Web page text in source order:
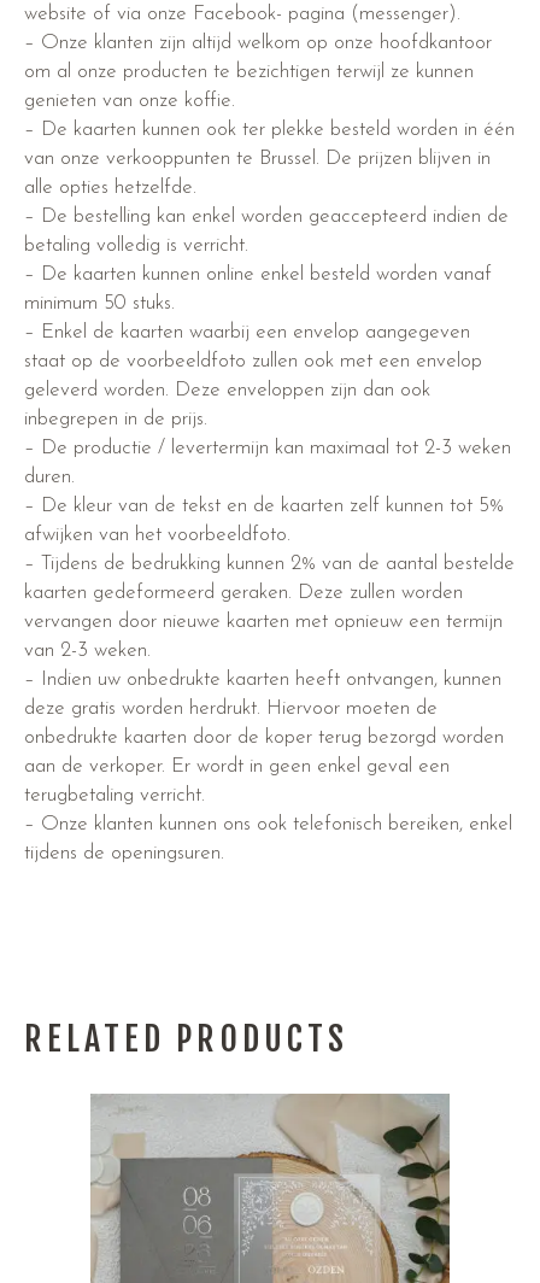
website of via onze Facebook- pagina (messenger).
– Onze klanten zijn altijd welkom op onze hoofdkantoor
om al onze producten te bezichtigen terwijl ze kunnen
genieten van onze koffie.
– De kaarten kunnen ook ter plekke besteld worden in één
van onze verkooppunten te Brussel. De prijzen blijven in
alle opties hetzelfde.
– De bestelling kan enkel worden geaccepteerd indien de
betaling volledig is verricht.
– De kaarten kunnen online enkel besteld worden vanaf
minimum 50 stuks.
– Enkel de kaarten waarbij een envelop aangegeven
staat op de voorbeeldfoto zullen ook met een envelop
geleverd worden. Deze enveloppen zijn dan ook
inbegrepen in de prijs.
– De productie / levertermijn kan maximaal tot 2-3 weken
duren.
– De kleur van de tekst en de kaarten zelf kunnen tot 5%
afwijken van het voorbeeldfoto.
– Tijdens de bedrukking kunnen 2% van de aantal bestelde
kaarten gedeformeerd geraken. Deze zullen worden
vervangen door nieuwe kaarten met opnieuw een termijn
van 2-3 weken.
– Indien uw onbedrukte kaarten heeft ontvangen, kunnen
deze gratis worden herdrukt. Hiervoor moeten de
onbedrukte kaarten door de koper terug bezorgd worden
aan de verkoper. Er wordt in geen enkel geval een
terugbetaling verricht.
– Onze klanten kunnen ons ook telefonisch bereiken, enkel
tijdens de openingsuren.
RELATED PRODUCTS